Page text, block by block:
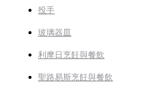
投手
玻璃器皿
利摩日烹飪與餐飲
聖路易斯烹飪與餐飲